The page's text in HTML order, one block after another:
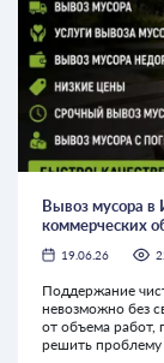
Вывоз мусора в
коммерческих
19.06.26
Поддержание
невозможно без
от объема работ,
решить проблему